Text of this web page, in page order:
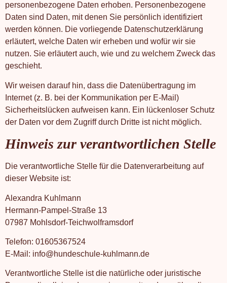
personenbezogene Daten erhoben. Personenbezogene
Daten sind Daten, mit denen Sie persönlich identifiziert
werden können. Die vorliegende Datenschutzerklärung
erläutert, welche Daten wir erheben und wofür wir sie
nutzen. Sie erläutert auch, wie und zu welchem Zweck das
geschieht.
Wir weisen darauf hin, dass die Datenübertragung im
Internet (z. B. bei der Kommunikation per E-Mail)
Sicherheitslücken aufweisen kann. Ein lückenloser Schutz
der Daten vor dem Zugriff durch Dritte ist nicht möglich.
Hinweis zur verantwortlichen Stelle
Die verantwortliche Stelle für die Datenverarbeitung auf
dieser Website ist:
Alexandra Kuhlmann
Hermann-Pampel-Straße 13
07987 Mohlsdorf-Teichwolframsdorf
Telefon: 01605367524
E-Mail: info@hundeschule-kuhlmann.de
Verantwortliche Stelle ist die natürliche oder juristische